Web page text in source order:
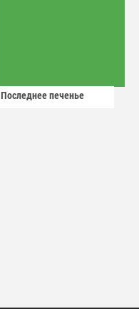
Последнее печенье